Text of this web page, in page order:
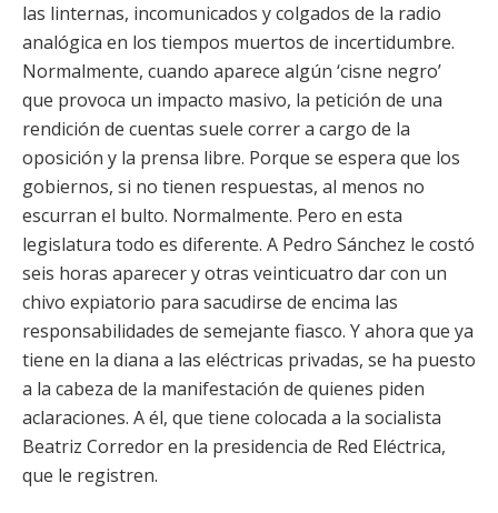
las linternas, incomunicados y colgados de la radio
analógica en los tiempos muertos de incertidumbre.
Normalmente, cuando aparece algún ‘cisne negro’
que provoca un impacto masivo, la petición de una
rendición de cuentas suele correr a cargo de la
oposición y la prensa libre. Porque se espera que los
gobiernos, si no tienen respuestas, al menos no
escurran el bulto. Normalmente. Pero en esta
legislatura todo es diferente. A Pedro Sánchez le costó
seis horas aparecer y otras veinticuatro dar con un
chivo expiatorio para sacudirse de encima las
responsabilidades de semejante fiasco. Y ahora que ya
tiene en la diana a las eléctricas privadas, se ha puesto
a la cabeza de la manifestación de quienes piden
aclaraciones. A él, que tiene colocada a la socialista
Beatriz Corredor en la presidencia de Red Eléctrica,
que le registren.